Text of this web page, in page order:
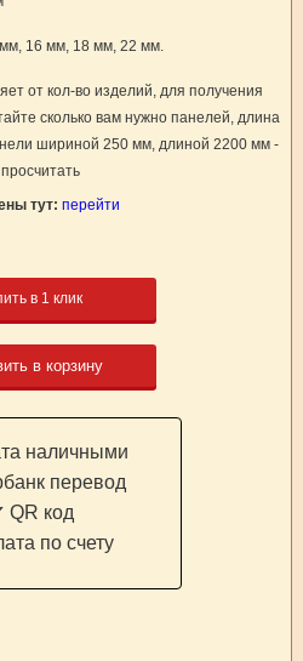
16 мм, 18 мм, 22 мм.
от кол-во изделий, для получения
сколько вам нужно панелей, длина
шириной 250 мм, длиной 2200 мм -
тут: перейти
в 1 клик
в корзину
наличными
перевод
QR код
по счету